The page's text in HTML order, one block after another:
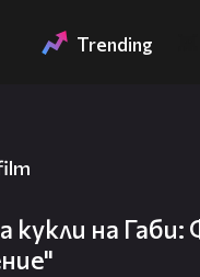
Trending
кукли на